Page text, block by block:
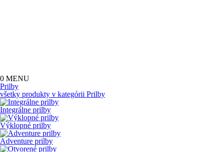
0 MENU
Prilby
všetky produkty v kategórii Prilby
Integrálne prilby
Výklopné prilby
Adventure prilby